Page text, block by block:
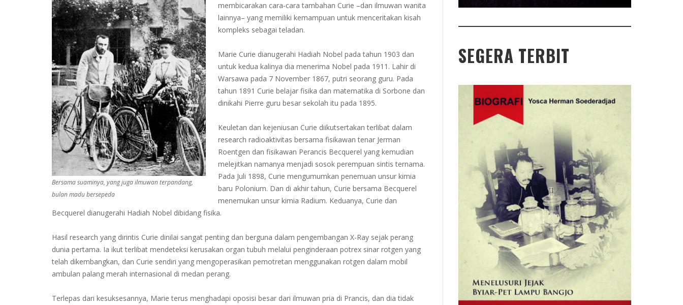
Bersama suaminya, yang juga ilmuwan terpandang,
bulan madu bersepeda
membicarakan cara-cara tambahan Curie –dan ilmuwan wanita
lainnya– yang memiliki kemampuan untuk menceritakan kisah
kompleks sebagai teladan.
Marie Curie dianugerahi Hadiah Nobel pada tahun 1903 dan
untuk kedua kalinya dia menerima Nobel pada 1911. Lahir di
Warsawa pada 7 November 1867, putri seorang guru. Pada
tahun 1891 Curie belajar fisika dan matematika di Sorbone dan
dinikahi Pierre guru besar sekolah itu pada 1895.
Keuletan dan kejeniusan Curie diikutsertakan terlibat dalam
research radioaktivitas bersama fisikawan tenar Jerman
Roentgen dan fisikawan Perancis Becquerel yang kemudian
melejitkan namanya menjadi sosok perempuan sintis ternama.
Pada Juli 1898, Curie mengumumkan penemuan unsur kimia
baru Polonium. Dan di akhir tahun, Curie bersama Becquerel
menemukan unsur kimia Radium. Keduanya, Curie dan
Becquerel dianugerahi Hadiah Nobel dibidang fisika.
Hasil research yang dirintis Curie dinilai sangat penting dan berguna dalam pengembangan X-Ray sejak perang
dunia pertama. Ia ikut terlibat mendeteksi kerusakan organ tubuh melalui penginderaan potrex sinar rotgen yang
telah dikembangkan, dan Curie sendiri yang mengoperasikan pemotretan menggunakan rotgen dalam mobil
ambulan palang merah internasional di medan perang.
Terlepas dari kesuksesannya, Marie terus menghadapi oposisi besar dari ilmuwan pria di Prancis, dan dia tidak
SEGERA TERBIT